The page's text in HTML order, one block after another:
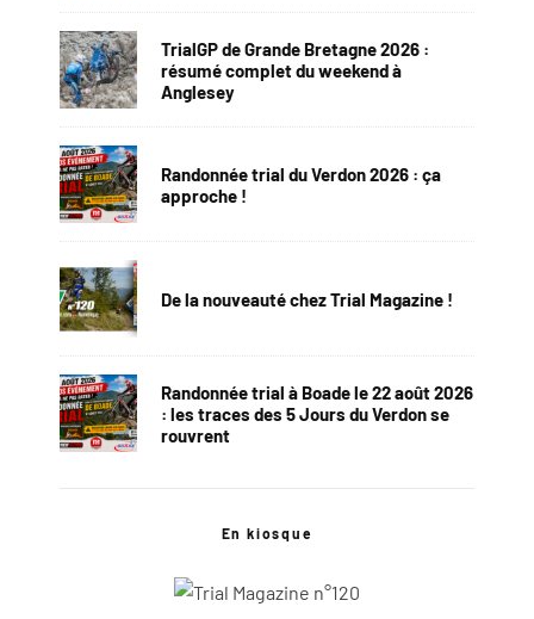
TrialGP de Grande Bretagne 2026 :
résumé complet du weekend à
Anglesey
Randonnée trial du Verdon 2026 : ça
approche !
De la nouveauté chez Trial Magazine !
Randonnée trial à Boade le 22 août 2026
: les traces des 5 Jours du Verdon se
rouvrent
En kiosque